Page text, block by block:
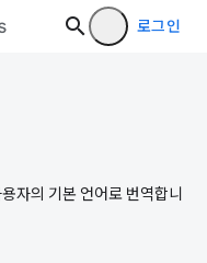
로그인
자의 기본 언어로 번역합니